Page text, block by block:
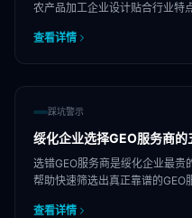
农产品加工企业设计贴合行业特
查看详情
踩坑警示
绥化企业选择GEO服务商的
选错GEO服务商是绥化企业最贵
帮助快速筛选出真正靠谱的GEO
查看详情